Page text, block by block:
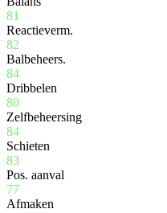
81
Reactieverm.
82
Balbeheers.
84
Dribbelen
80
Zelfbeheersing
84
Schieten
83
Pos. aanval
77
Afmaken